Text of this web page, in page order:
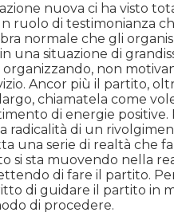
nuova ci ha visto
ruolo di testimonianza
normale che gli
una situazione di
non
Ancor più il partito,
chiamatela come
di energie
di un
una serie di realtà che
si sta muovendo nella
di fare il partito.
di guidare il partito in
di procedere.